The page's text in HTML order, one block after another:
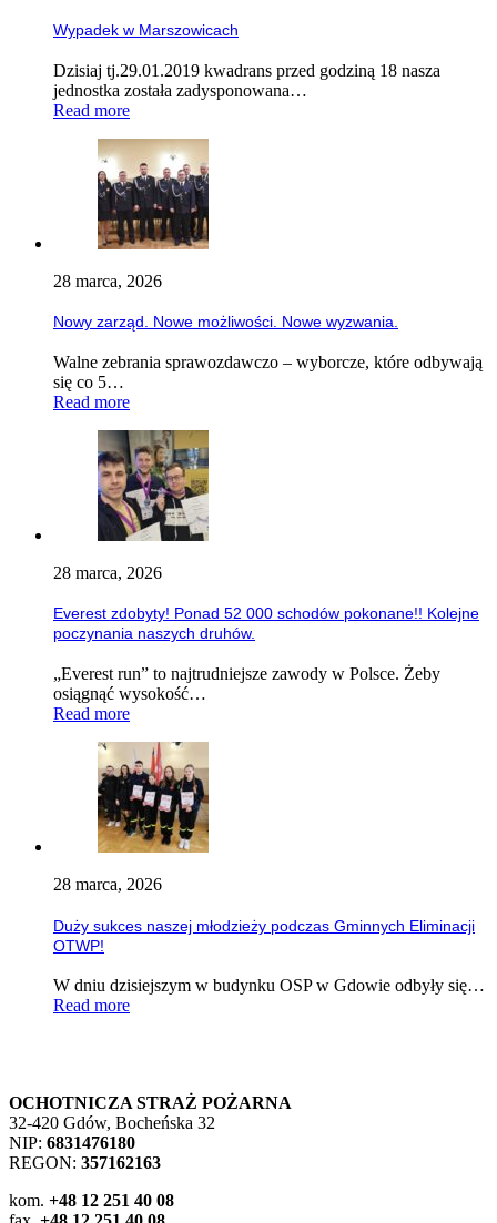
Wypadek w Marszowicach
Dzisiaj tj.29.01.2019 kwadrans przed godziną 18 nasza
jednostka została zadysponowana…
Read more
28 marca, 2026
Nowy zarząd. Nowe możliwości. Nowe wyzwania.
Walne zebrania sprawozdawczo – wyborcze, które odbywają
się co 5…
Read more
28 marca, 2026
Everest zdobyty! Ponad 52 000 schodów pokonane!! Kolejne
poczynania naszych druhów.
„Everest run” to najtrudniejsze zawody w Polsce. Żeby
osiągnąć wysokość…
Read more
28 marca, 2026
Duży sukces naszej młodzieży podczas Gminnych Eliminacji
OTWP!
W dniu dzisiejszym w budynku OSP w Gdowie odbyły się…
Read more
OCHOTNICZA STRAŻ POŻARNA
32-420 Gdów, Bocheńska 32
NIP: 6831476180
REGON: 357162163
kom. +48 12 251 40 08